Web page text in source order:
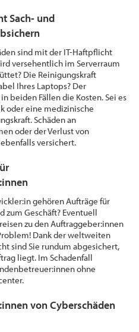
Sach- und
sind mit der IT-Haftpflicht
versehentlich im Serverraum
Die Reinigungskraft
Ihres Laptops? Der
beiden Fällen die Kosten. Sei es
oder eine medizinische
Schäden an
oder der Verlust von
versichert.
gehören Aufträge für
zum Geschäft? Eventuell
zu den Auftraggeber:innen
Dank der weltweiten
sind Sie rundum abgesichert,
liegt. Im Schadenfall
ohne
von Cyberschäden